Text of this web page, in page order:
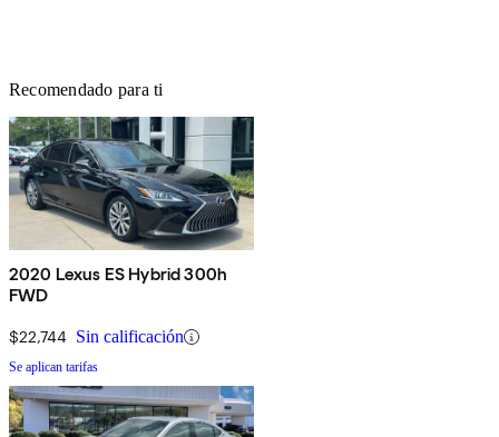
Recomendado para ti
2020 Lexus ES Hybrid 300h
FWD
$22,744 Sin calificación
Se aplican tarifas